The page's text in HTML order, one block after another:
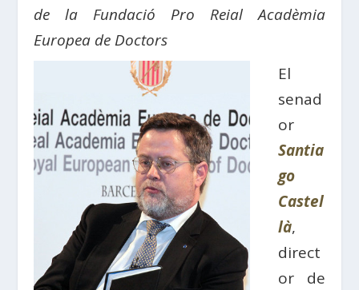
de la Fundació Pro Reial Acadèmia
Europea de Doctors
El
senad
or
Santia
go
Castel
là,
direct
or de